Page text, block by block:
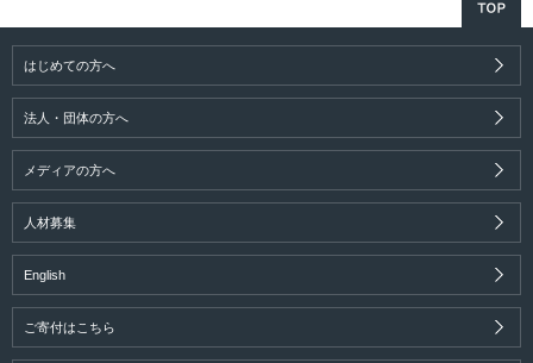
はじめての方へ
法人・団体の方へ
メディアの方へ
人材募集
English
ご寄付はこちら